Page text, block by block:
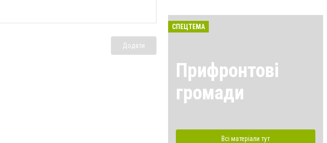
Додати
СПЕЦТЕМА
Прифронтові
громади
Всі матеріали тут